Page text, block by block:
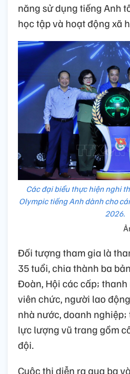
năng sử dụng tiếng Anh
học tập và hoạt động xã
Các đại biểu thực hiện nghi
Olympic tiếng Anh dành cho
2026.
Đối tượng tham gia là
35 tuổi, chia thành ba
Đoàn, Hội các cấp;
viên chức, người lao
nhà nước, doanh
lực lượng vũ trang gồm
đội.
Cuộc thi diễn ra qua ba